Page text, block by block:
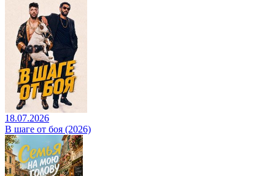
18.07.2026
В шаге от боя (2026)